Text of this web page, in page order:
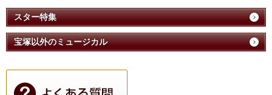
スター特集
宝塚以外のミュージカル